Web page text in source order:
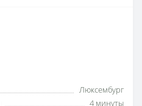
Люксембург
4 минуты